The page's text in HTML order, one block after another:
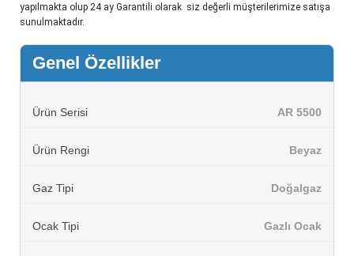
yapılmakta olup 24 ay Garantili olarak siz değerli müşterilerimize satışa
sunulmaktadır.
Genel Özellikler
Ürün Serisi AR 5500
Ürün Rengi Beyaz
Gaz Tipi Doğalgaz
Ocak Tipi Gazlı Ocak